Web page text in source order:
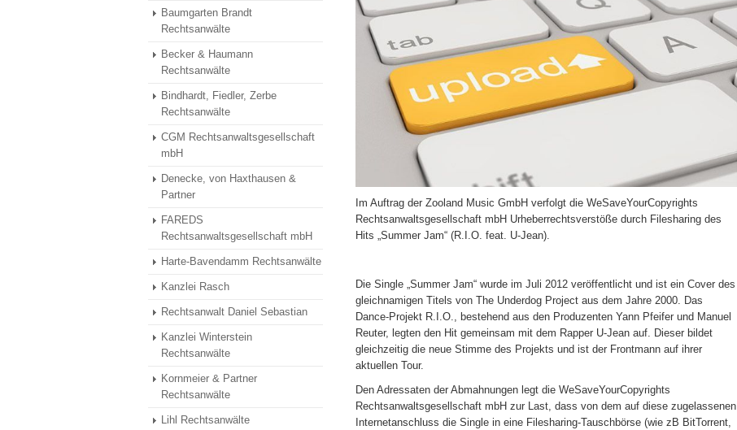
Im Auftrag der Zooland Music GmbH verfolgt die WeSaveYourCopyrights
Rechtsanwaltsgesellschaft mbH Urheberrechtsverstöße durch Filesharing des
Hits „Summer Jam“ (R.I.O. feat. U-Jean).
Die Single „Summer Jam“ wurde im Juli 2012 veröffentlicht und ist ein Cover des
gleichnamigen Titels von The Underdog Project aus dem Jahre 2000. Das
Dance-Projekt R.I.O., bestehend aus den Produzenten Yann Pfeifer und Manuel
Reuter, legten den Hit gemeinsam mit dem Rapper U-Jean auf. Dieser bildet
gleichzeitig die neue Stimme des Projekts und ist der Frontmann auf ihrer
aktuellen Tour.
Den Adressaten der Abmahnungen legt die WeSaveYourCopyrights
Rechtsanwaltsgesellschaft mbH zur Last, dass von dem auf diese zugelassenen
Internetanschluss die Single in eine Filesharing-Tauschbörse (wie zB BitTorrent,
Baumgarten Brandt
Rechtsanwälte
Becker & Haumann
Rechtsanwälte
Bindhardt, Fiedler, Zerbe
Rechtsanwälte
CGM Rechtsanwaltsgesellschaft
mbH
Denecke, von Haxthausen &
Partner
FAREDS
Rechtsanwaltsgesellschaft mbH
Harte-Bavendamm Rechtsanwälte
Kanzlei Rasch
Rechtsanwalt Daniel Sebastian
Kanzlei Winterstein
Rechtsanwälte
Kornmeier & Partner
Rechtsanwälte
Lihl Rechtsanwälte